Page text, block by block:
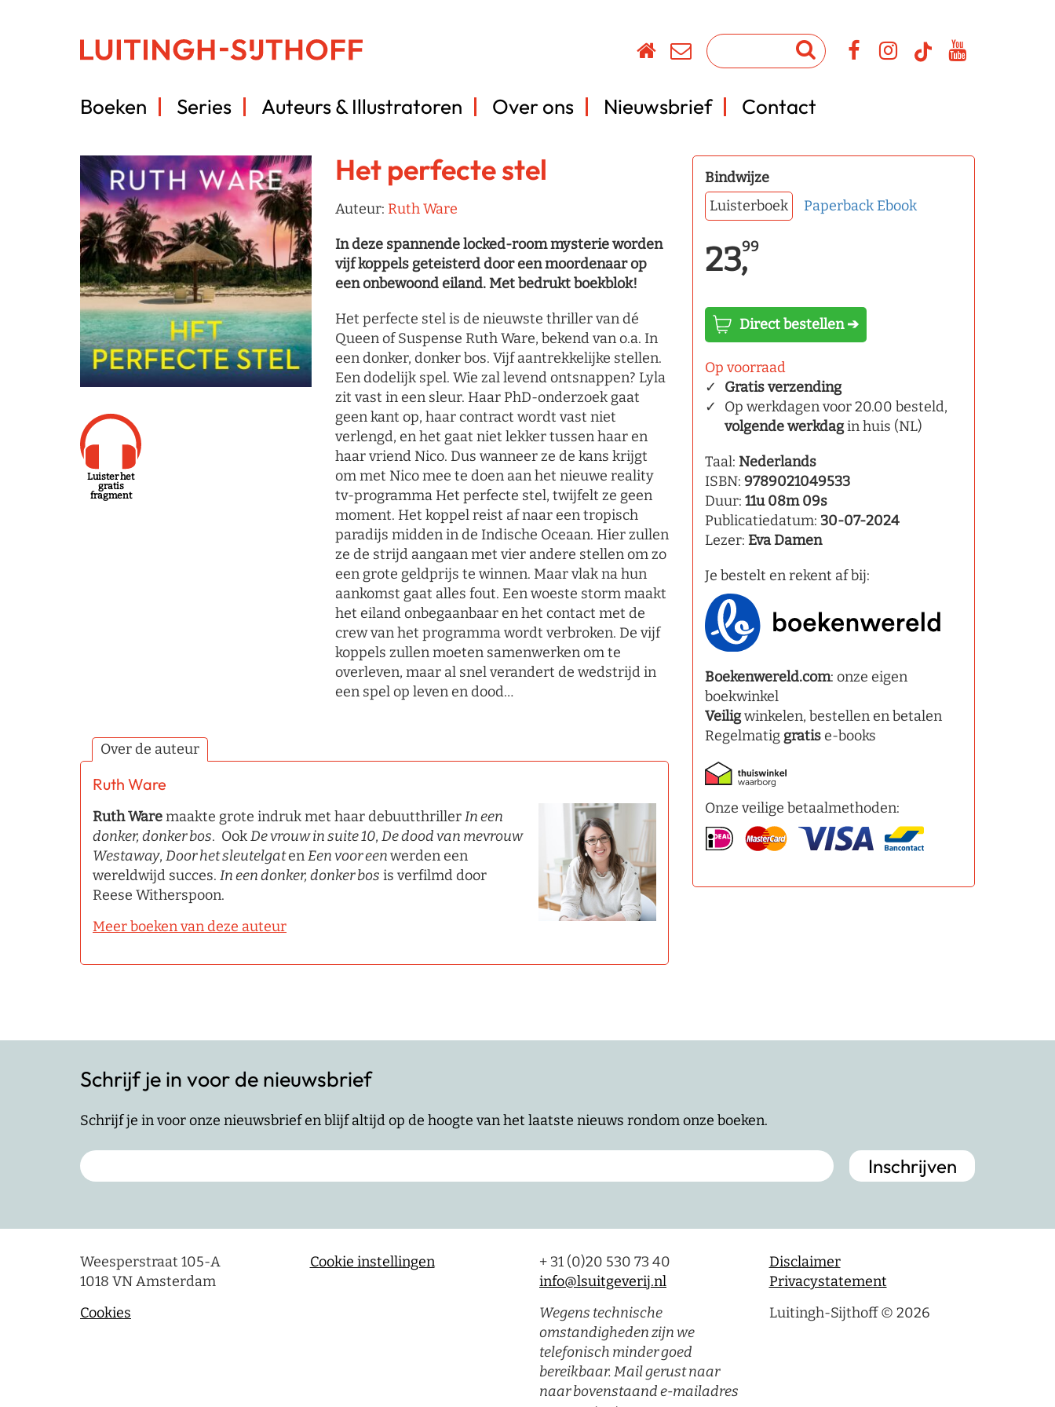
Boeken Series Auteurs & Illustratoren Over ons Nieuwsbrief Contact
Luister het
gratis
fragment
Het perfecte stel
Auteur: Ruth Ware
In deze spannende locked-room mysterie worden
vijf koppels geteisterd door een moordenaar op
een onbewoond eiland. Met bedrukt boekblok!
Het perfecte stel is de nieuwste thriller van dé
Queen of Suspense Ruth Ware, bekend van o.a. In
een donker, donker bos. Vijf aantrekkelijke stellen.
Een dodelijk spel. Wie zal levend ontsnappen? Lyla
zit vast in een sleur. Haar PhD-onderzoek gaat
geen kant op, haar contract wordt vast niet
verlengd, en het gaat niet lekker tussen haar en
haar vriend Nico. Dus wanneer ze de kans krijgt
om met Nico mee te doen aan het nieuwe reality
tv-programma Het perfecte stel, twijfelt ze geen
moment. Het koppel reist af naar een tropisch
paradijs midden in de Indische Oceaan. Hier zullen
ze de strijd aangaan met vier andere stellen om zo
een grote geldprijs te winnen. Maar vlak na hun
aankomst gaat alles fout. Een woeste storm maakt
het eiland onbegaanbaar en het contact met de
crew van het programma wordt verbroken. De vijf
koppels zullen moeten samenwerken om te
overleven, maar al snel verandert de wedstrijd in
een spel op leven en dood…
Over de auteur
Ruth Ware
Ruth Waremaakte grote indruk met haar debuutthrillerIn een
donker, donker bos. OokDe vrouw in suite 10, De dood van mevrouw
Westaway, Door het sleutelgatenEen voor eenwerden een
wereldwijd succes. In een donker, donker bos is verfilmd door
Reese Witherspoon.
Meer boeken van deze auteur
Bindwijze
Luisterboek
Paperback Ebook
23,99
Direct bestellen ➔
Op voorraad
Gratis verzending
Op werkdagen voor 20.00 besteld,
volgende werkdagin huis (NL)
Taal: Nederlands
ISBN: 9789021049533
Duur: 11u 08m 09s
Publicatiedatum: 30-07-2024
Lezer: Eva Damen
Je bestelt en rekent af bij:
Boekenwereld.com: onze eigen
boekwinkel
Veiligwinkelen, bestellen en betalen
Regelmatig gratise-books
Onze veilige betaalmethoden:
Schrijf je in voor de nieuwsbrief
Schrijf je in voor onze nieuwsbrief en blijf altijd op de hoogte van het laatste nieuws rondom onze boeken.
Weesperstraat 105-A
1018 VN Amsterdam
Cookies
Cookie instellingen
+ 31 (0)20 530 73 40
info@lsuitgeverij.nl
Wegens technische
omstandigheden zijn we
telefonisch minder goed
bereikbaar. Mail gerust naar
naar bovenstaand e-mailadres
Disclaimer
Privacystatement
Luitingh-Sijthoff © 2026